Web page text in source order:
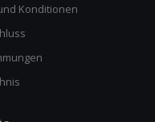
Konditionen